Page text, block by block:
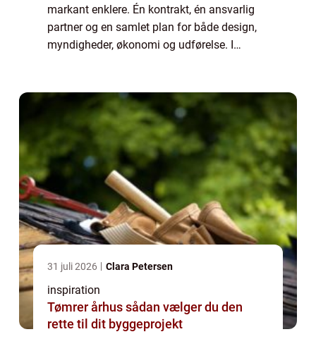
markant enklere. Én kontrakt, én ansvarlig
partner og en samlet plan for både design,
myndigheder, økonomi og udførelse. I
31 juli 2026 Clara Petersen
inspiration
Tømrer århus sådan vælger du den
rette til dit byggeprojekt